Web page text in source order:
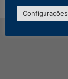
Configurações